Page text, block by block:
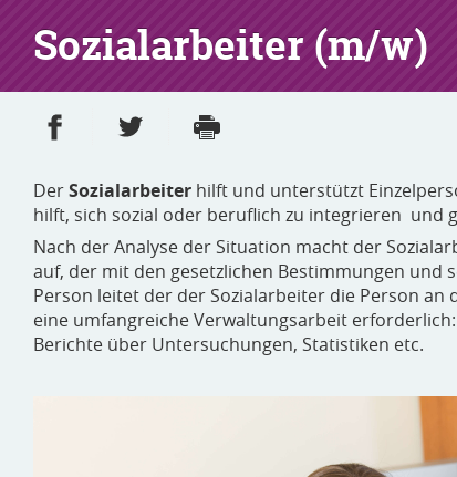
Sozialarbeiter (m/w)
Partager sur Facebook
Partager sur Twitter
DerSozialarbeiter hilft und unterstützt
hilft, sich sozial oder beruflich zu integrieren und
Nach der Analyse der Situation macht der
auf, der mit den gesetzlichen Bestimmungen und
Person leitet der der Sozialarbeiter die Person
eine umfangreiche Verwaltungsarbeit
Berichte über Untersuchungen, Statistiken etc.